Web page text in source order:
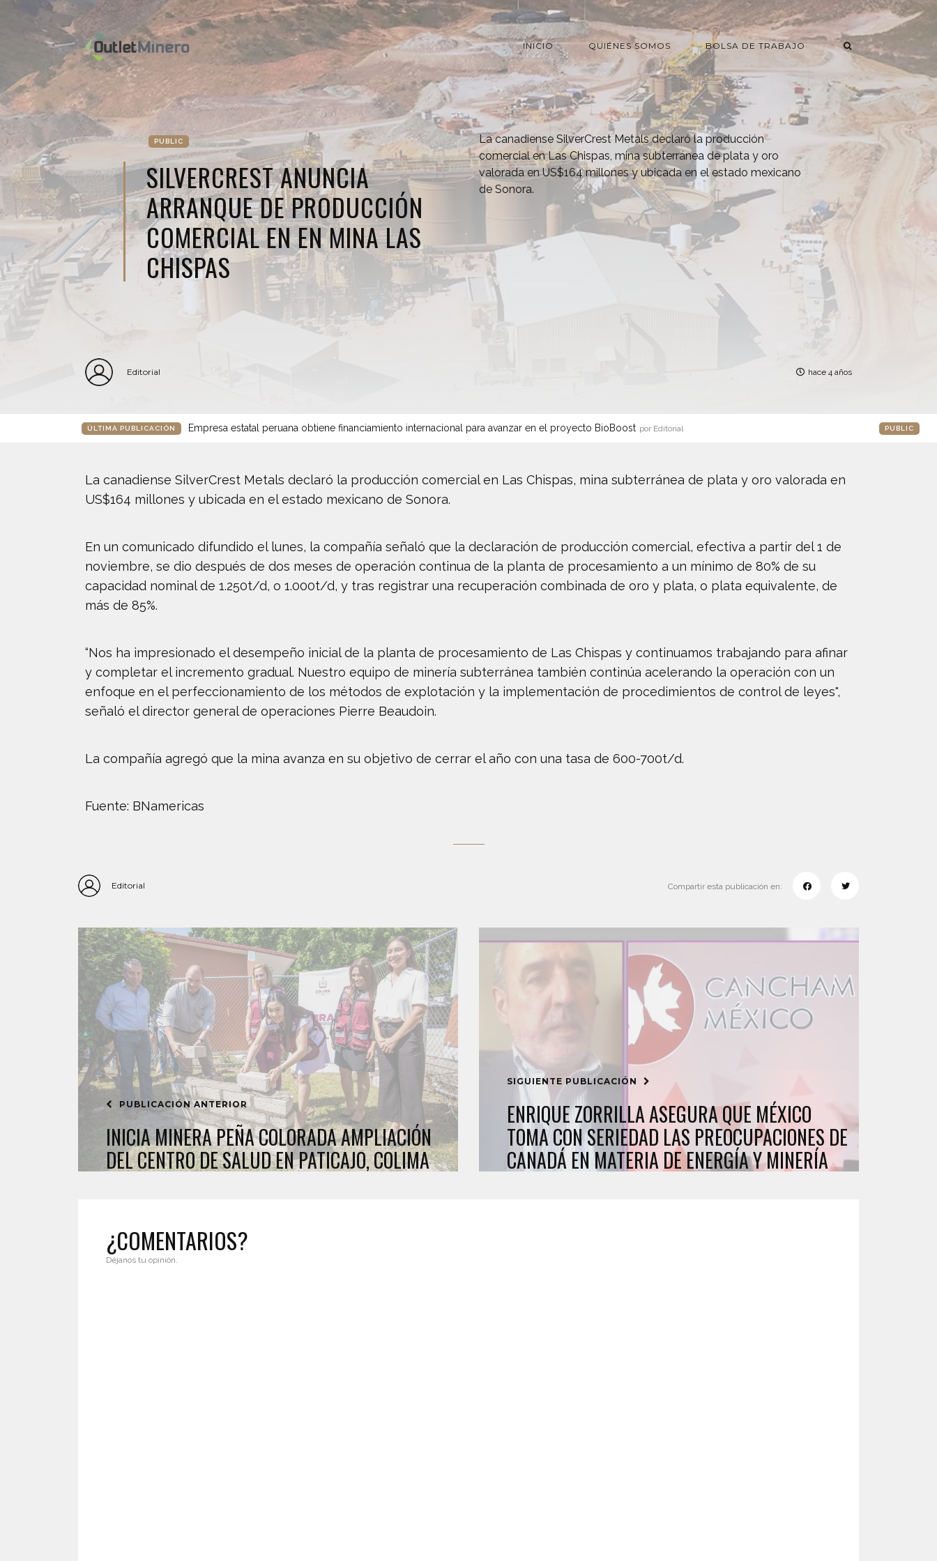
INICIO QUIÉNES SOMOS BOLSA DE TRABAJO
PUBLIC
SILVERCREST ANUNCIA
ARRANQUE DE PRODUCCIÓN
COMERCIAL EN EN MINA LAS
CHISPAS
La canadiense SilverCrest Metals declaró la producción
comercial en Las Chispas, mina subterránea de plata y oro
valorada en US$164 millones y ubicada en el estado mexicano
de Sonora.
Editorial hace 4 años
ÚLTIMA PUBLICACIÓN Empresa estatal peruana obtiene financiamiento internacional para avanzar en el proyecto BioBoost por Editorial PUBLIC
La canadiense SilverCrest Metals declaró la producción comercial en Las Chispas, mina subterránea de plata y oro valorada en
US$164 millones y ubicada en el estado mexicano de Sonora.
En un comunicado difundido el lunes, la compañía señaló que la declaración de producción comercial, efectiva a partir del 1 de
noviembre, se dio después de dos meses de operación continua de la planta de procesamiento a un mínimo de 80% de su
capacidad nominal de 1.250t/d, o 1.000t/d, y tras registrar una recuperación combinada de oro y plata, o plata equivalente, de
más de 85%.
“Nos ha impresionado el desempeño inicial de la planta de procesamiento de Las Chispas y continuamos trabajando para afinar
y completar el incremento gradual. Nuestro equipo de minería subterránea también continúa acelerando la operación con un
enfoque en el perfeccionamiento de los métodos de explotación y la implementación de procedimientos de control de leyes",
señaló el director general de operaciones Pierre Beaudoin.
La compañía agregó que la mina avanza en su objetivo de cerrar el año con una tasa de 600-700t/d.
Fuente: BNamericas
Editorial Compartir esta publicación en:
PUBLICACIÓN ANTERIOR
INICIA MINERA PEÑA COLORADA AMPLIACIÓN
DEL CENTRO DE SALUD EN PATICAJO, COLIMA
SIGUIENTE PUBLICACIÓN
ENRIQUE ZORRILLA ASEGURA QUE MÉXICO
TOMA CON SERIEDAD LAS PREOCUPACIONES DE
CANADÁ EN MATERIA DE ENERGÍA Y MINERÍA
¿COMENTARIOS?
Déjanos tu opinión.